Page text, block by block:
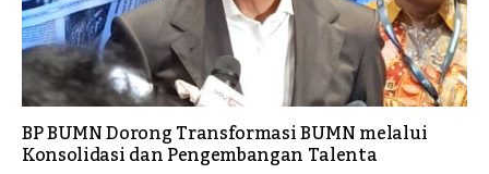
BP BUMN Dorong Transformasi BUMN melalui
Konsolidasi dan Pengembangan Talenta